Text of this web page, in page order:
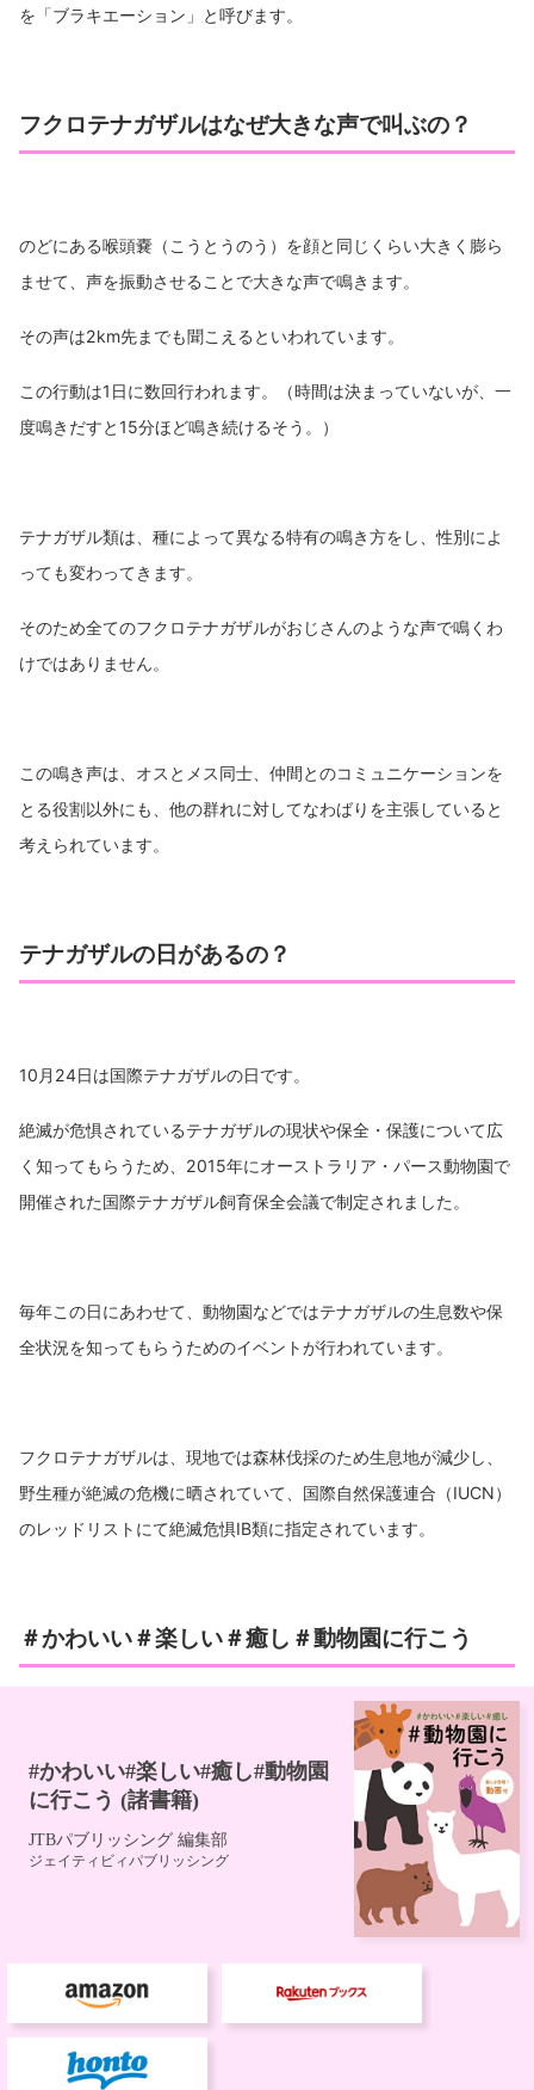
を「ブラキエーション」と呼びます。
フクロテナガザルはなぜ大きな声で叫ぶの？
のどにある喉頭嚢（こうとうのう）を顔と同じくらい大きく膨ら
ませて、声を振動させることで大きな声で鳴きます。
その声は2km先までも聞こえるといわれています。
この行動は1日に数回行われます。（時間は決まっていないが、一
度鳴きだすと15分ほど鳴き続けるそう。）
テナガザル類は、種によって異なる特有の鳴き方をし、性別によ
っても変わってきます。
そのため全てのフクロテナガザルがおじさんのような声で鳴くわ
けではありません。
この鳴き声は、オスとメス同士、仲間とのコミュニケーションを
とる役割以外にも、他の群れに対してなわばりを主張していると
考えられています。
テナガザルの日があるの？
10月24日は国際テナガザルの日です。
絶滅が危惧されているテナガザルの現状や保全・保護について広
く知ってもらうため、2015年にオーストラリア・パース動物園で
開催された国際テナガザル飼育保全会議で制定されました。
毎年この日にあわせて、動物園などではテナガザルの生息数や保
全状況を知ってもらうためのイベントが行われています。
フクロテナガザルは、現地では森林伐採のため生息地が減少し、
野生種が絶滅の危機に晒されていて、国際自然保護連合（IUCN）
のレッドリストにて絶滅危惧IB類に指定されています。
＃かわいい＃楽しい＃癒し＃動物園に行こう